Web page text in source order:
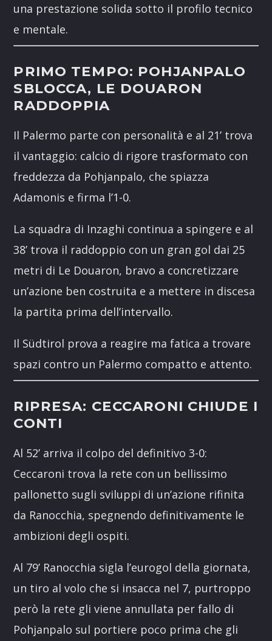
una prestazione solida sotto il profilo tecnico
e mentale.
PRIMO TEMPO: POHJANPALO
SBLOCCA, LE DOUARON
RADDOPPIA
Il Palermo parte con personalità e al 21’ trova
il vantaggio: calcio di rigore trasformato con
freddezza da Pohjanpalo, che spiazza
Adamonis e firma l’1-0.
La squadra di Inzaghi continua a spingere e al
38’ trova il raddoppio con un gran gol dai 25
metri di Le Douaron, bravo a concretizzare
un’azione ben costruita e a mettere in discesa
la partita prima dell’intervallo.
Il Südtirol prova a reagire ma fatica a trovare
spazi contro un Palermo compatto e attento.
RIPRESA: CECCARONI CHIUDE I
CONTI
Al 52’ arriva il colpo del definitivo 3-0:
Ceccaroni trova la rete con un bellissimo
pallonetto sugli sviluppi di un’azione rifinita
da Ranocchia, spegnendo definitivamente le
ambizioni degli ospiti.
Al 79’ Ranocchia sigla l’eurogol della giornata,
un tiro al volo che si insacca nel 7, purtroppo
però la rete gli viene annullata per fallo di
Pohjanpalo sul portiere poco prima che gli